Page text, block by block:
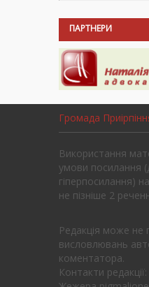
ПАРТНЕРИ
Громада
Використання
умови посилання
гіперпосилання)
не пізніше 2
Редакція може не
висловлювань
коментатора.
Контакти